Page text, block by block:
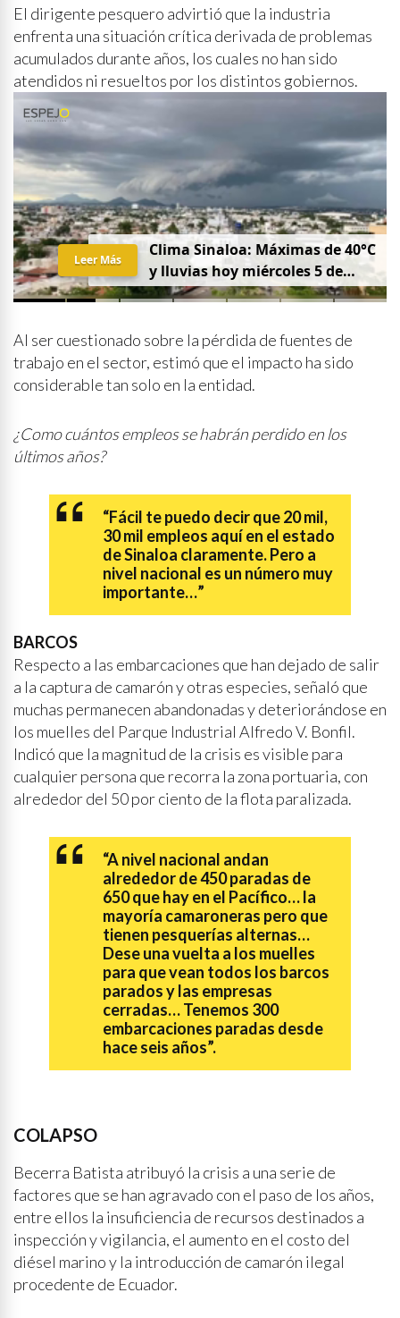
El dirigente pesquero advirtió que la industria
enfrenta una situación crítica derivada de problemas
acumulados durante años, los cuales no han sido
atendidos ni resueltos por los distintos gobiernos.
Clima Sinaloa: Máximas de 40°C
y lluvias hoy miércoles 5 de
agosto
Leer Más
Al ser cuestionado sobre la pérdida de fuentes de
trabajo en el sector, estimó que el impacto ha sido
considerable tan solo en la entidad.
¿Como cuántos empleos se habrán perdido en los
últimos años?
“Fácil te puedo decir que 20 mil,
30 mil empleos aquí en el estado
de Sinaloa claramente. Pero a
nivel nacional es un número muy
importante…”
BARCOS
Respecto a las embarcaciones que han dejado de salir
a la captura de camarón y otras especies, señaló que
muchas permanecen abandonadas y deteriorándose en
los muelles del Parque Industrial Alfredo V. Bonfil.
Indicó que la magnitud de la crisis es visible para
cualquier persona que recorra la zona portuaria, con
alrededor del 50 por ciento de la flota paralizada.
“A nivel nacional andan
alrededor de 450 paradas de
650 que hay en el Pacífico… la
mayoría camaroneras pero que
tienen pesquerías alternas…
Dese una vuelta a los muelles
para que vean todos los barcos
parados y las empresas
cerradas… Tenemos 300
embarcaciones paradas desde
hace seis años”.
COLAPSO
Becerra Batista atribuyó la crisis a una serie de
factores que se han agravado con el paso de los años,
entre ellos la insuficiencia de recursos destinados a
inspección y vigilancia, el aumento en el costo del
diésel marino y la introducción de camarón ilegal
procedente de Ecuador.